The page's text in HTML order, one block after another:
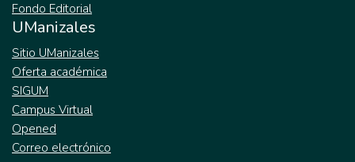
Fondo Editorial
UManizales
Sitio UManizales
Oferta académica
SIGUM
Campus Virtual
Opened
Correo electrónico